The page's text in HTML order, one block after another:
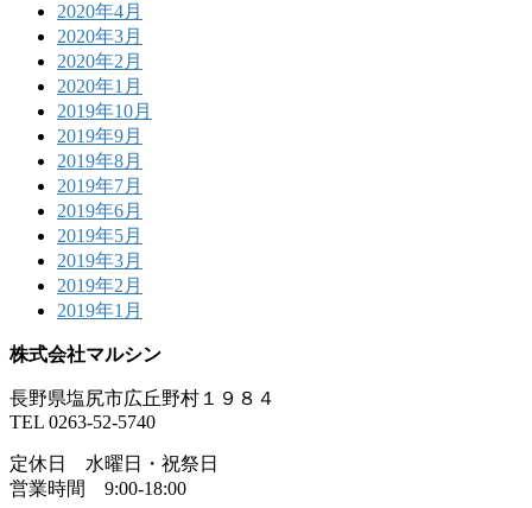
2020年4月
2020年3月
2020年2月
2020年1月
2019年10月
2019年9月
2019年8月
2019年7月
2019年6月
2019年5月
2019年3月
2019年2月
2019年1月
株式会社マルシン
長野県塩尻市広丘野村１９８４
TEL 0263-52-5740
定休日 水曜日・祝祭日
営業時間 9:00-18:00